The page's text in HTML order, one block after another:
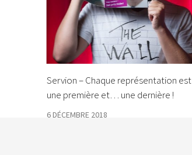
Servion – Chaque représentation est
une première et… une dernière !
6 DÉCEMBRE 2018